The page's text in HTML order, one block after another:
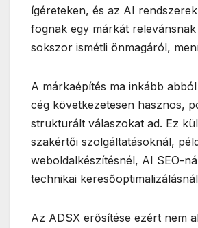
ígéreteken, és az AI
fognak egy márkát
sokszor ismétli önmagáról,
A márkaépítés ma inkább
cég következetesen hasznos,
strukturált válaszokat ad. Ez
szakértői szolgáltatásoknál,
weboldalkészítésnél, AI SEO-
technikai
Az ADSX erősítése ezért nem